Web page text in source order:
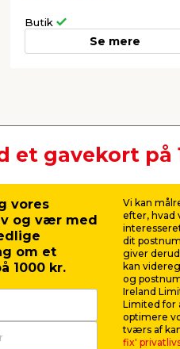
Butik
Se mere
Indfatning glat hvid -
et gavekort på
vores
og vær med
om et
1000 kr.
Vi kan
efter, hvad
dit
giver
kan
og
Ireland
Limited for
optimere
tværs af
fix'